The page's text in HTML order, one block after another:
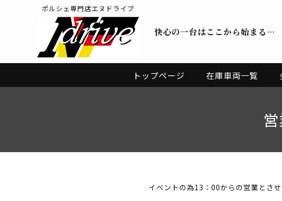
ポルシェ専門店エヌドライブ
快心の一台はここから始まる…
トップページ 在庫車両一覧
イベントの為13：00からの営業とさ